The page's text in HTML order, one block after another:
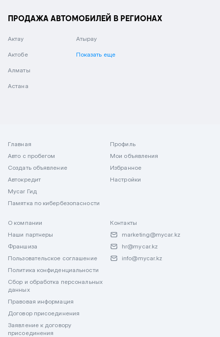
ПРОДАЖА АВТОМОБИЛЕЙ В РЕГИОНАХ
Актау
Актобе
Алматы
Астана
Атырау
Показать еще
Главная
Авто с пробегом
Создать объявление
Автокредит
Mycar Гид
Памятка по кибербезопасности
Профиль
Мои объявления
Избранное
Настройки
О компании
Наши партнеры
Франшиза
Пользовательское соглашение
Политика конфиденциальности
Сбор и обработка персональных
данных
Правовая информация
Договор присоединения
Заявление к договору
присоединения
Контакты
marketing@mycar.kz
hr@mycar.kz
info@mycar.kz